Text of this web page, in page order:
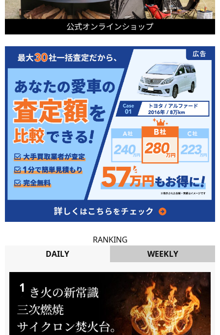
RANKING
DAILY
WEEKLY